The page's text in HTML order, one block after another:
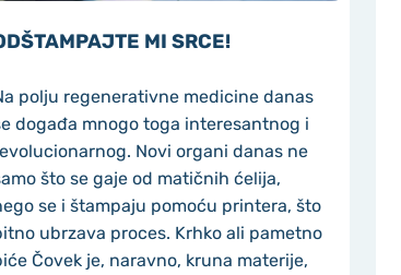
MI SRCE!
polju regenerativne medicine danas
događa mnogo toga interesantnog i
Novi organi danas ne
što se gaje od matičnih ćelija,
se i štampaju pomoću printera, što
ubrzava proces. Krhko ali pametno
Čovek je, naravno, kruna materije,